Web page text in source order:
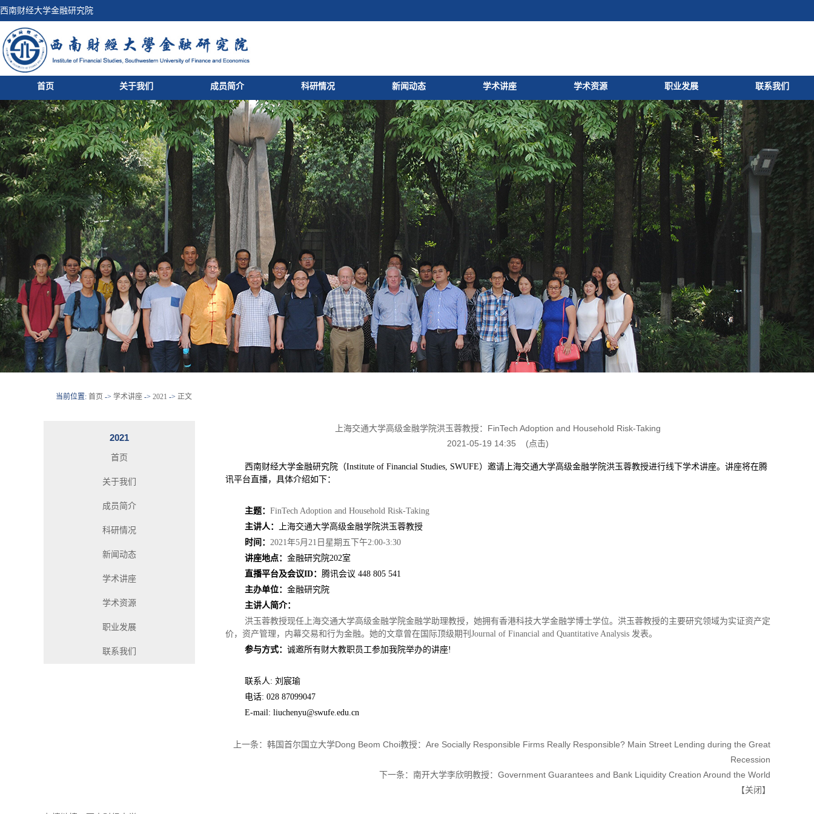
西南财经大学金融研究院
首页 关于我们 成员简介 科研情况 新闻动态 学术讲座 学术资源 职业发展 联系我们
当前位置: 首页 -> 学术讲座 -> 2021 -> 正文
2021
首页
关于我们
成员简介
科研情况
新闻动态
学术讲座
学术资源
职业发展
联系我们
上海交通大学高级金融学院洪玉蓉教授：FinTech Adoption and Household Risk-Taking
2021-05-19 14:35
(点击)
西南财经大学金融研究院（Institute of Financial Studies, SWUFE）邀请上海交通大学高级金融学院洪玉蓉教授进行线下学术讲座。讲座将在腾
讯平台直播，具体介绍如下：
主题： FinTech Adoption and Household Risk-Taking
主讲人：
上海交通大学高级金融学院洪玉蓉教授
时间： 2021年5月21日星期五下午2:00-3:30
讲座地点： 金融研究院202室
直播平台及会议ID： 腾讯会议 448 805 541
主办单位： 金融研究院
主讲人简介：
洪玉蓉教授现任上海交通大学高级金融学院金融学助理教授，她拥有香港科技大学金融学博士学位。洪玉蓉教授的主要研究领域为实证资产定
价，资产管理，内幕交易和行为金融。她的文章曾在国际顶级期刊Journal of Financial and Quantitative Analysis 发表。
参与方式： 诚邀所有财大教职员工参加我院举办的讲座!
联系人: 刘宸瑜
电话: 028 87099047
E-mail: liuchenyu@swufe.edu.cn
上一条： 韩国首尔国立大学Dong Beom Choi教授：Are Socially Responsible Firms Really Responsible? Main Street Lending during the Great
Recession
下一条： 南开大学李欣明教授：Government Guarantees and Bank Liquidity Creation Around the World
【关闭】